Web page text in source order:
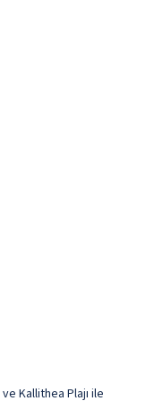
Kallithea Plajı ile